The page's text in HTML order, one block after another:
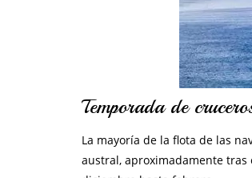
Temporada de
La mayoría de la flota de las
austral, aproximadamente